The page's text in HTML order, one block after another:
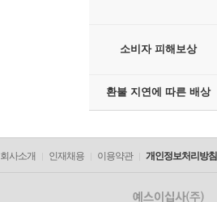
소비자 피해보상
환불 지연에 따른 배상
회사소개 인재채용 이용약관 개인정보처리방침